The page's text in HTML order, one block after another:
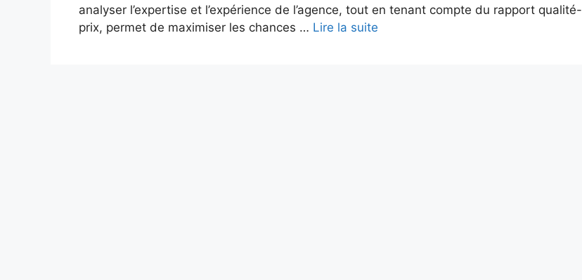
analyser l’expertise et l’expérience de l’agence, tout en tenant compte du rapport qualité-
prix, permet de maximiser les chances … Lire la suite